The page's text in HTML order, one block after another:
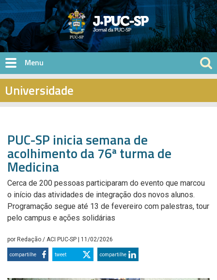
Pular para o conteúdo principal
Universidade
PUC-SP inicia semana de
acolhimento da 76ª turma de
Medicina
Cerca de 200 pessoas participaram do evento que marcou
o início das atividades de integração dos novos alunos.
Programação segue até 13 de fevereiro com palestras, tour
pelo campus e ações solidárias
por Redação / ACI PUC-SP | 11/02/2026
compartilhe tweet compartilhe